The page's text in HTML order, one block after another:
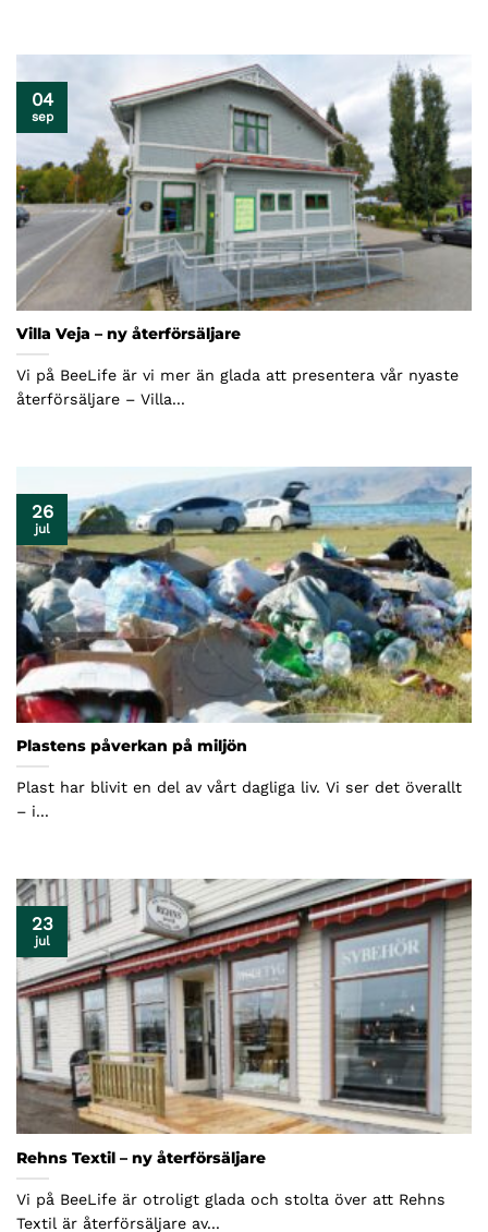
Villa Veja – ny återförsäljare
Vi på BeeLife är vi mer än glada att presentera vår nyaste
återförsäljare – Villa...
04
sep
Plastens påverkan på miljön
Plast har blivit en del av vårt dagliga liv. Vi ser det överallt
– i...
26
jul
Rehns Textil – ny återförsäljare
Vi på BeeLife är otroligt glada och stolta över att Rehns
Textil är återförsäljare av...
23
jul